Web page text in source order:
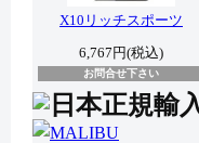
X10リッチスポーツ
6,767円(税込)
お問合せ下さい